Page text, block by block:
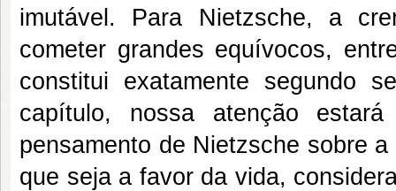
imutável. Para Nietzsche, a
cometer grandes equívocos,
constitui exatamente segundo
capítulo, nossa atenção
pensamento de Nietzsche sobre
que seja a favor da vida,